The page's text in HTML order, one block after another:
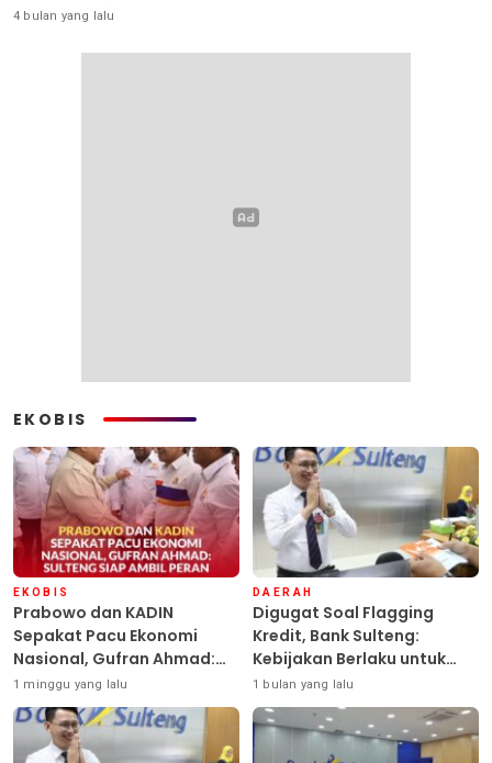
4 bulan yang lalu
EKOBIS
EKOBIS
Prabowo dan KADIN
Sepakat Pacu Ekonomi
Nasional, Gufran Ahmad:
Sulteng Siap Ambil Peran
1 minggu yang lalu
DAERAH
Digugat Soal Flagging
Kredit, Bank Sulteng:
Kebijakan Berlaku untuk
Seluruh Debitur ASN
1 bulan yang lalu